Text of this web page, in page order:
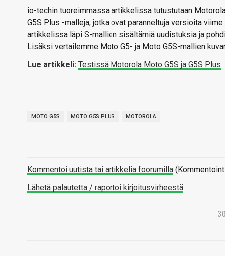
io-techin tuoreimmassa artikkelissa tutustutaan
G5S Plus -malleja, jotka ovat paranneltuja versioita
artikkelissa läpi S-mallien sisältämiä uudistuksia ja
Lisäksi vertailemme Moto G5- ja Moto G5S-mallien
Lue artikkeli: Testissä Motorola Moto G5S ja G5S Plus
MOTO G5S MOTO G5S PLUS MOTOROLA
Kommentoi uutista tai artikkelia foorumilla
Lähetä palautetta / raportoi kirjoitusvirheestä